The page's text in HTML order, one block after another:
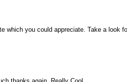
which you could appreciate. Take a look
thanks again. Really Cool.